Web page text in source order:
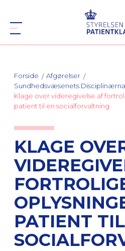
Forside
Afgørelser
Sundhedsvæsenets
Klage over videregivelse af
patient til en socialforvaltning
KLAGE
PATIENT